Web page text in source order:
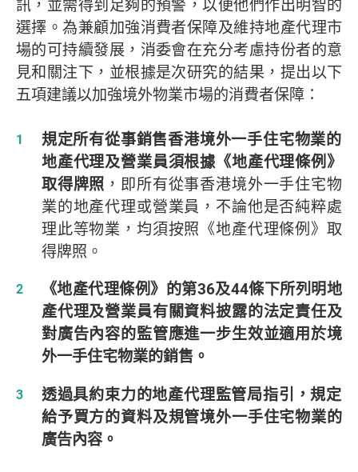
訊，並需得到足夠的預警，以便他們作出明智的
選擇。為兼顧加強消費者保障及維持地產代理市
場的可持續發展，消委會在充分考慮持份者的意
見和關注下，並根據是次研究的結果，提出以下
五項建議以加強境外物業市場的消費者保障：
規定所有從事銷售香港境外一手住宅物業的
地產代理及營業員須根據《地產代理條例》
取得牌照 ，即所有從事香港境外一手住宅物
業的地產代理或營業員，不論他是否純粹處
理此等物業，均須按照《地產代理條例》取
得牌照。
《地產代理條例》的第36及44條下所列明地
產代理及營業員有關資料披露的法定責任及
對廣告內容的監管應進一步生效並適用於境
外一手住宅物業的銷售。
透過具約束力的地產代理監管局指引，規定
給予買方的資料及規管境外一手住宅物業的
廣告內容。